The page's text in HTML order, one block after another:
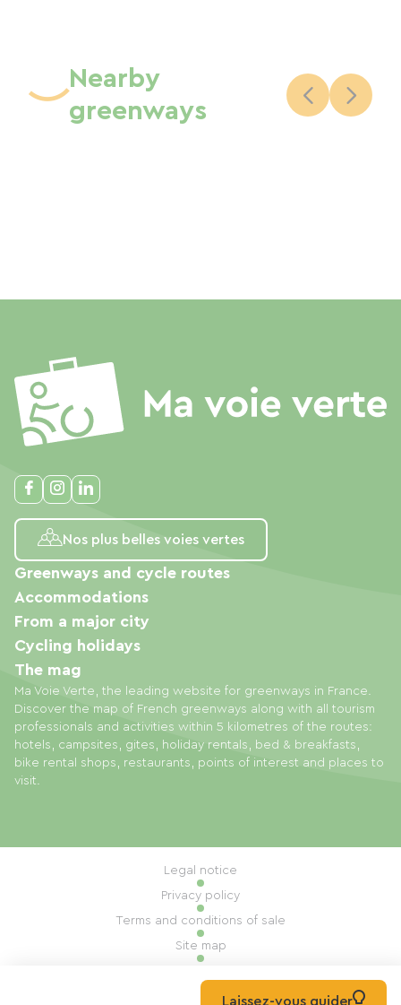
Nearby
greenways
Nos plus belles voies vertes
Ma Voie Verte, the leading website for greenways in France.
Discover the map of French greenways along with all tourism
professionals and activities within 5 kilometres of the routes:
hotels, campsites, gites, holiday rentals, bed & breakfasts,
bike rental shops, restaurants, points of interest and places to
visit.
Greenways and cycle routes
Accommodations
From a major city
Cycling holidays
The mag
Legal notice
Privacy policy
Terms and conditions of sale
Site map
Built by Mill, PrivasLaissez-vous guider